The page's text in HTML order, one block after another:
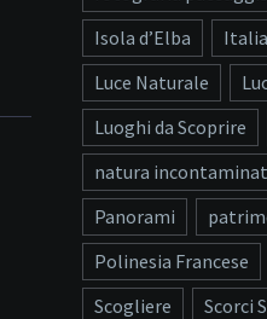
Isola d’Elba
Luce Naturale
Luoghi da Scoprire
natura
Panorami
Polinesia Francese
Scogliere
Scorci